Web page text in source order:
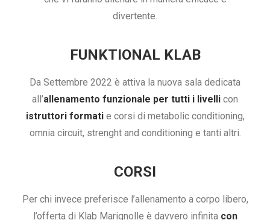
divertente.
FUNKTIONAL KLAB
Da Settembre 2022 è attiva la nuova sala dedicata
all’allenamento funzionale per tutti i livelli con
istruttori formati e corsi di metabolic conditioning,
omnia circuit, strenght and conditioning e tanti altri.
CORSI
Per chi invece preferisce l’allenamento a corpo libero,
l’offerta di Klab Marignolle è davvero infinita con